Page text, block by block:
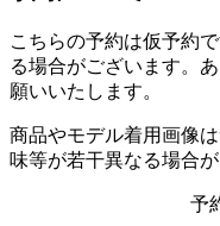
こちらの予約は仮予約で
る場合がございます。
願いいたします。
商品やモデル着用画像
味等が若干異なる場合が
予